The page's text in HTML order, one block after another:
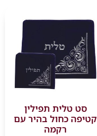
סט טלית תפילין
קטיפה כחול בהיר עם
רקמה